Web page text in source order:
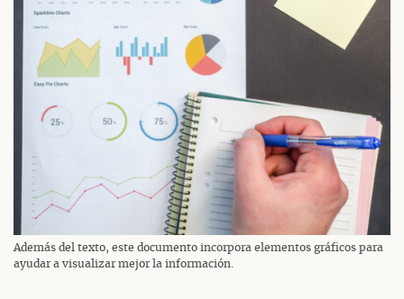
Además del texto, este documento incorpora elementos gráficos para
ayudar a visualizar mejor la información.